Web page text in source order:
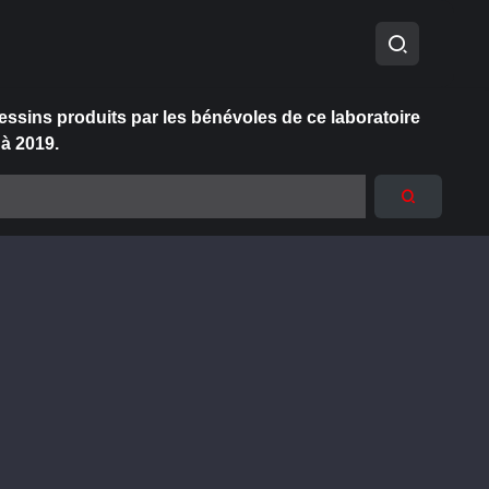
produits par les bénévoles de ce laboratoire
2019.